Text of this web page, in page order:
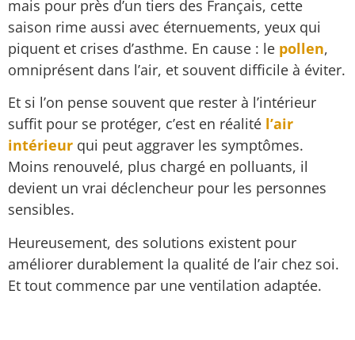
mais pour près d’un tiers des Français, cette
saison rime aussi avec éternuements, yeux qui
piquent et crises d’asthme. En cause : le pollen,
omniprésent dans l’air, et souvent difficile à éviter.
Et si l’on pense souvent que rester à l’intérieur
suffit pour se protéger, c’est en réalité l’air
intérieur qui peut aggraver les symptômes.
Moins renouvelé, plus chargé en polluants, il
devient un vrai déclencheur pour les personnes
sensibles.
Heureusement, des solutions existent pour
améliorer durablement la qualité de l’air chez soi.
Et tout commence par une ventilation adaptée.